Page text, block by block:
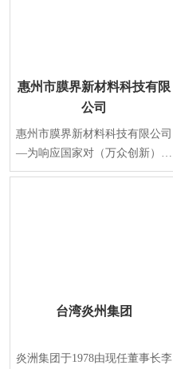
惠州市膜界新材料科技有限
公司
惠州市膜界新材料科技有限公司
—为响应国家对（万众创新）新
材料产业规划要求，在2015年正
台湾炎州集团
炎洲集团于1978由现任董事长李